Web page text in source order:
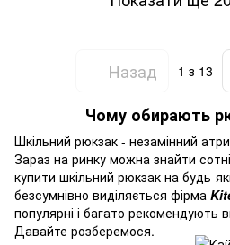
Назад 1 з 13
Чому обирають
Шкільний рюкзак - незамінний
Зараз на ринку можна знайти
купити шкільний рюкзак на будь-
безсумнівно виділяється фірма
популярні і багато рекомендують
Давайте розберемося.